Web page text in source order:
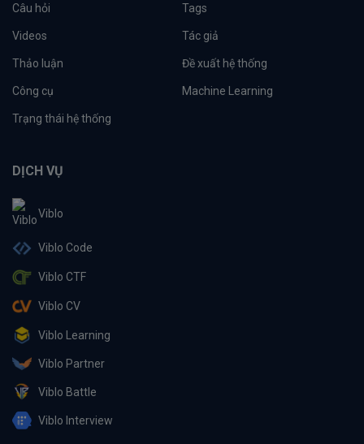
Câu hỏi Tags
Videos Tác giả
Thảo luận Đề xuất hệ thống
Công cụ Machine Learning
Trạng thái hệ thống
DỊCH VỤ
Viblo
Viblo Code
Viblo CTF
Viblo CV
Viblo Learning
Viblo Partner
Viblo Battle
Viblo Interview